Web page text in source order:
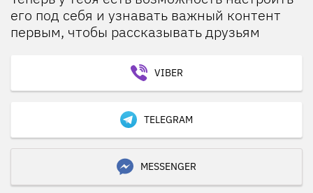
его под себя и узнавать важный контент
первым, чтобы рассказывать друзьям
VIBER
TELEGRAM
MESSENGER